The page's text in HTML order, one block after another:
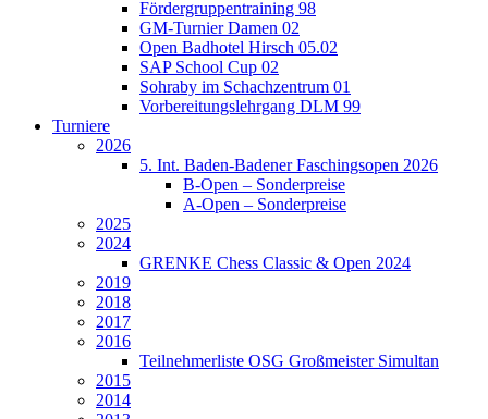
Fördergruppentraining 98
GM-Turnier Damen 02
Open Badhotel Hirsch 05.02
SAP School Cup 02
Sohraby im Schachzentrum 01
Vorbereitungslehrgang DLM 99
Turniere
2026
5. Int. Baden-Badener Faschingsopen 2026
B-Open – Sonderpreise
A-Open – Sonderpreise
2025
2024
GRENKE Chess Classic & Open 2024
2019
2018
2017
2016
Teilnehmerliste OSG Großmeister Simultan
2015
2014